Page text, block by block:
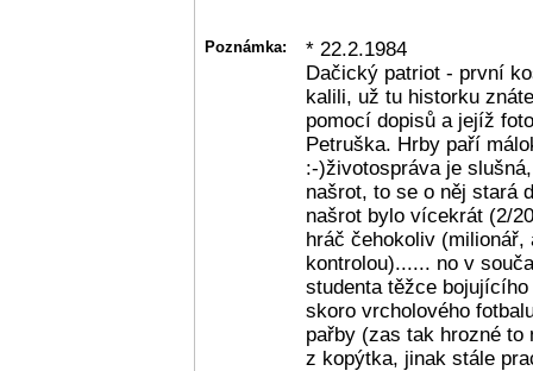
Poznámka:
* 22.2.1984
Dačický patriot - první
kalili, už tu historku
pomocí dopisů a jejíž
Petruška. Hrby paří
:-)životospráva je
našrot, to se o něj stará
našrot bylo vícekrát (2/
hráč čehokoliv (milionář,
kontrolou)...... no v
studenta těžce
skoro vrcholového
pařby (zas tak hrozné
z kopýtka, jinak stále